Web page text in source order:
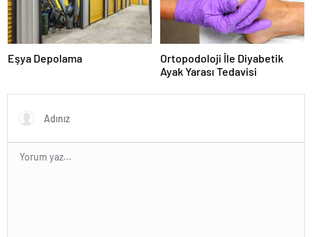
Eşya Depolama
Ortopodoloji İle Diyabetik
Ayak Yarası Tedavisi